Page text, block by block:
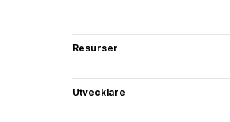
Resurser
Utvecklare